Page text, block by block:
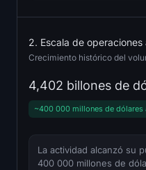
Registrarse
Idioma
2. Escala de operaciones
Crecimiento histórico del
4,402 billones de
~400 000 millones de dólares
La actividad alcanzó su
400 000 millones de